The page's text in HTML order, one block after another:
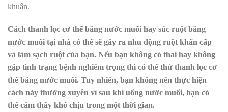
khuẩn.
Cách thanh lọc cơ thể bằng nước muối hay súc ruột bằng
nước muối tại nhà có thể sẽ gây ra nhu động ruột khẩn cấp
và làm sạch ruột của bạn. Nếu bạn không có thai hay không
gặp tình trạng bệnh nghiêm trọng thì có thể thử thanh lọc cơ
thể bằng nước muối. Tuy nhiên, bạn không nên thực hiện
cách này thường xuyên vì sau khi uống nước muối, bạn có
thể cảm thấy khó chịu trong một thời gian.